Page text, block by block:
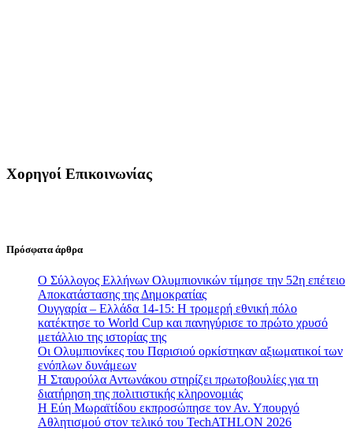
Χορηγοί Επικοινωνίας
Πρόσφατα άρθρα
Ο Σύλλογος Ελλήνων Ολυμπιονικών τίμησε την 52η επέτειο
Αποκατάστασης της Δημοκρατίας
Ουγγαρία – Ελλάδα 14-15: Η τρομερή εθνική πόλο
κατέκτησε το World Cup και πανηγύρισε το πρώτο χρυσό
μετάλλιο της ιστορίας της
Οι Ολυμπιονίκες του Παρισιού ορκίστηκαν αξιωματικοί των
ενόπλων δυνάμεων
Η Σταυρούλα Αντωνάκου στηρίζει πρωτοβουλίες για τη
διατήρηση της πολιτιστικής κληρονομιάς
Η Εύη Μωραϊτίδου εκπροσώπησε τον Αν. Υπουργό
Αθλητισμού στον τελικό του TechATHLON 2026